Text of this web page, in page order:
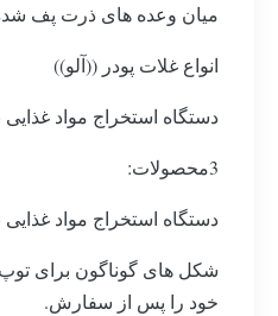
میان وعده های ذرت پف شده
انواع غلات پودر ((آلو))
دستگاه استخراج مواد
3محصولات:
دستگاه استخراج مواد
شکل های گوناگون برای
خود را پس از سفارش.